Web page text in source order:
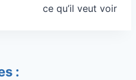
ce qu’il veut voir
: